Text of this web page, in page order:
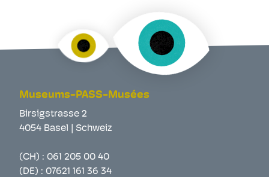
Museums-PASS-Musées
Birsigstrasse 2
4054 Basel | Schweiz
(CH) : 061 205 00 40
(DE) : 07621 161 36 34